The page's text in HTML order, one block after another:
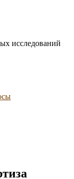
исследований